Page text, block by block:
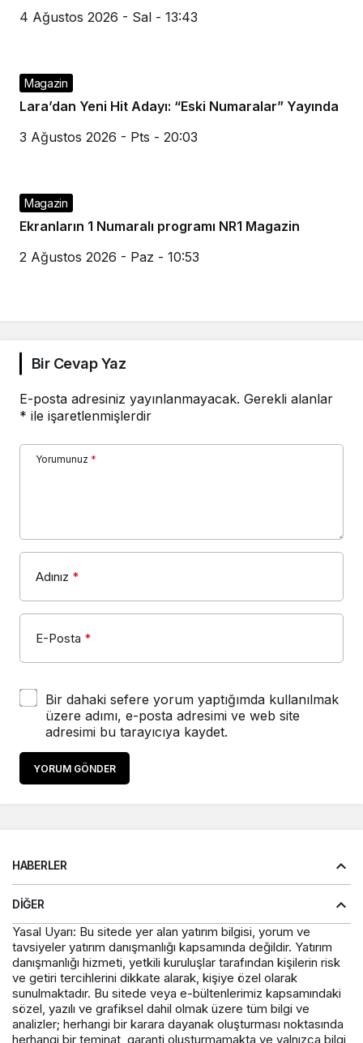
4 Ağustos 2026 - Sal - 13:43
Magazin
Lara’dan Yeni Hit Adayı: “Eski Numaralar” Yayında
3 Ağustos 2026 - Pts - 20:03
Magazin
Ekranların 1 Numaralı programı NR1 Magazin
2 Ağustos 2026 - Paz - 10:53
Bir Cevap Yaz
E-posta adresiniz yayınlanmayacak. Gerekli alanlar
* ile işaretlenmişlerdir
Yorumunuz *
Adınız *
E-Posta *
Bir dahaki sefere yorum yaptığımda kullanılmak
üzere adımı, e-posta adresimi ve web site
adresimi bu tarayıcıya kaydet.
YORUM GÖNDER
HABERLER
DIĞER
Yasal Uyarı: Bu sitede yer alan yatırım bilgisi, yorum ve
tavsiyeler yatırım danışmanlığı kapsamında değildir. Yatırım
danışmanlığı hizmeti, yetkili kuruluşlar tarafından kişilerin risk
ve getiri tercihlerini dikkate alarak, kişiye özel olarak
sunulmaktadır. Bu sitede veya e-bültenlerimiz kapsamındaki
sözel, yazılı ve grafiksel dahil olmak üzere tüm bilgi ve
analizler; herhangi bir karara dayanak oluşturması noktasında
herhangi bir teminat, garanti oluşturmamakta ve yalnızca bilgi